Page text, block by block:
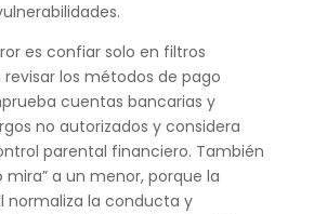
es confiar solo en filtros
los métodos de pago
cuentas bancarias y
no autorizados y considera
parental financiero. También
mira” a un menor, porque la
normaliza la conducta y